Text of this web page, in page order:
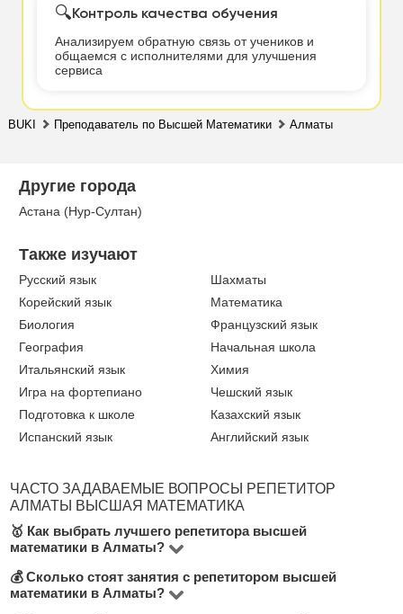
🔍Контроль качества обучения
Анализируем обратную связь от учеников и
общаемся с исполнителями для улучшения
сервиса
BUKI Преподаватель по Высшей Математики Алматы
Другие города
Астана (Нур-Султан)
Также изучают
Русский язык
Шахматы
Корейский язык
Математика
Биология
Французский язык
География
Начальная школа
Итальянский язык
Химия
Игра на фортепиано
Чешский язык
Подготовка к школе
Казахский язык
Испанский язык
Английский язык
ЧАСТО ЗАДАВАЕМЫЕ ВОПРОСЫ РЕПЕТИТОР
АЛМАТЫ ВЫСШАЯ МАТЕМАТИКА
🥇 Как выбрать лучшего репетитора высшей
математики в Алматы?
На платформе BUKI представлено 6 преподавателей
Высшая математика в городе Алматы. Обратите
💰 Сколько стоят занятия с репетитором высшей
математики в Алматы?